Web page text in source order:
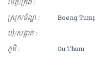
ស្រុក/ខ័ណ្ឌ :
Boeng
ឃុំ/សង្កាត់ :
ភូមិ :
Ou Thum